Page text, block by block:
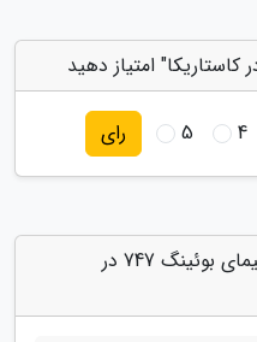
4
5 رای
دیدگاه های مرتبط با "هتل هواپیمای بوئینگ 747 در